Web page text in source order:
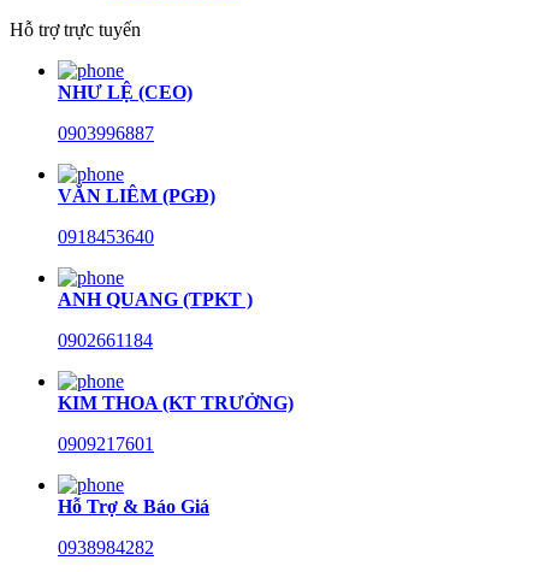
Hỗ trợ trực tuyến
NHƯ LỆ (CEO)
0903996887
VĂN LIÊM (PGĐ)
0918453640
ANH QUANG (TPKT )
0902661184
KIM THOA (KT TRƯỞNG)
0909217601
Hỗ Trợ & Báo Giá
0938984282